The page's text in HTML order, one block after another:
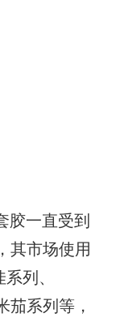
胶一直受到
其市场使用
列、
茄系列等，